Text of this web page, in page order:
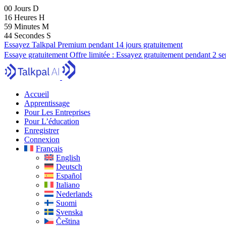
00 Jours D
16 Heures H
59 Minutes M
43 Secondes S
Essayez Talkpal Premium pendant 14 jours gratuitement
Essaye gratuitement Offre limitée : Essayez gratuitement pendant 2
Accueil
Apprentissage
Pour Les Entreprises
Pour L’éducation
Enregistrer
Connexion
Français
English
Deutsch
Español
Italiano
Nederlands
Suomi
Svenska
Čeština